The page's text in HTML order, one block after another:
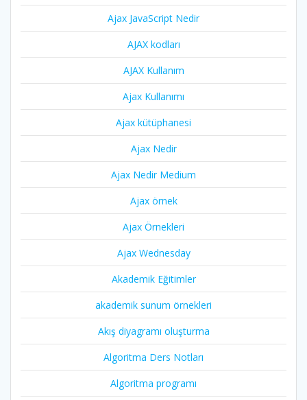
Ajax JavaScript Nedir
AJAX kodları
AJAX Kullanım
Ajax Kullanımı
Ajax kütüphanesi
Ajax Nedir
Ajax Nedir Medium
Ajax örnek
Ajax Örnekleri
Ajax Wednesday
Akademik Eğitimler
akademik sunum örnekleri
Akış diyagramı oluşturma
Algoritma Ders Notları
Algoritma programı